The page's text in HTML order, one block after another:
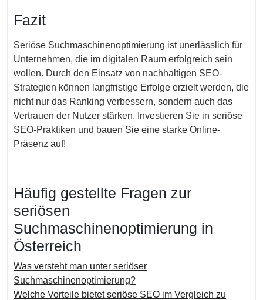
Fazit
Seriöse Suchmaschinenoptimierung ist unerlässlich für
Unternehmen, die im digitalen Raum erfolgreich sein
wollen. Durch den Einsatz von nachhaltigen SEO-
Strategien können langfristige Erfolge erzielt werden, die
nicht nur das Ranking verbessern, sondern auch das
Vertrauen der Nutzer stärken. Investieren Sie in seriöse
SEO-Praktiken und bauen Sie eine starke Online-
Präsenz auf!
Häufig gestellte Fragen zur
seriösen
Suchmaschinenoptimierung in
Österreich
Was versteht man unter seriöser
Suchmaschinenoptimierung?
Welche Vorteile bietet seriöse SEO im Vergleich zu